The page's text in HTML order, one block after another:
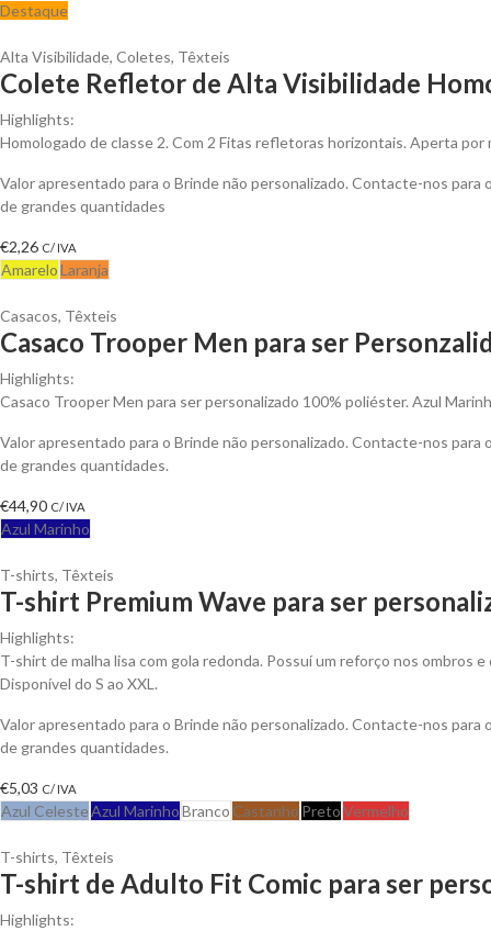
Destaque
Alta Visibilidade, Coletes, Têxteis
Colete Refletor de Alta Visibilidade
Highlights:
Homologado de classe 2. Com 2 Fitas refletoras horizontais. Aperta por
Valor apresentado para o Brinde não personalizado. Contacte-nos
de grandes quantidades
€2,26 C/ IVA
AmareloLaranja
Casacos, Têxteis
Casaco Trooper Men para ser
Highlights:
Casaco Trooper Men para ser personalizado 100% poliéster. Azul
Valor apresentado para o Brinde não personalizado. Contacte-nos
de grandes quantidades.
€44,90 C/ IVA
Azul Marinho
T-shirts, Têxteis
T-shirt Premium Wave para ser
Highlights:
T-shirt de malha lisa com gola redonda. Possuí um reforço nos ombros
Disponível do S ao XXL.
Valor apresentado para o Brinde não personalizado. Contacte-nos
de grandes quantidades.
€5,03 C/ IVA
Azul CelesteAzul MarinhoBranco Castanho PretoVermelho
T-shirts, Têxteis
T-shirt de Adulto Fit Comic para ser
Highlights: